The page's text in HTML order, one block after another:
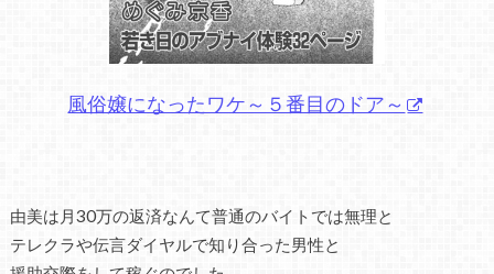
風俗嬢になったワケ～５番目のドア～
由美は月30万の返済なんて普通のバイトでは無理と
テレクラや伝言ダイヤルで知り合った男性と